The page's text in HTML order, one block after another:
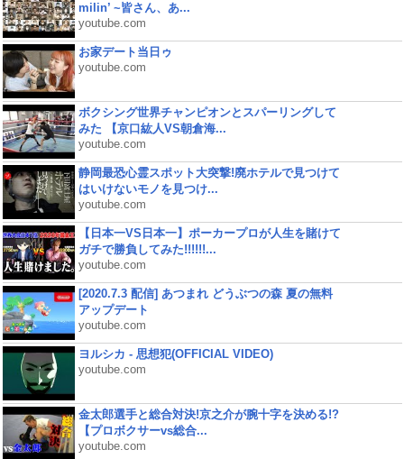
milin’ ~皆さん、あ...
youtube.com
お家デート当日ゥ
youtube.com
ボクシング世界チャンピオンとスパーリングして
みた 【京口紘人VS朝倉海...
youtube.com
静岡最恐心霊スポット大突撃!廃ホテルで見つけて
はいけないモノを見つけ...
youtube.com
【日本一VS日本一】ポーカープロが人生を賭けて
ガチで勝負してみた!!!!!!...
youtube.com
[2020.7.3 配信] あつまれ どうぶつの森 夏の無料
アップデート
youtube.com
ヨルシカ - 思想犯(OFFICIAL VIDEO)
youtube.com
金太郎選手と総合対決!京之介が腕十字を決める!?
【プロボクサーvs総合...
youtube.com